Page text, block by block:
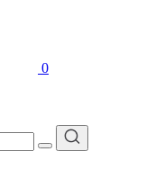
0